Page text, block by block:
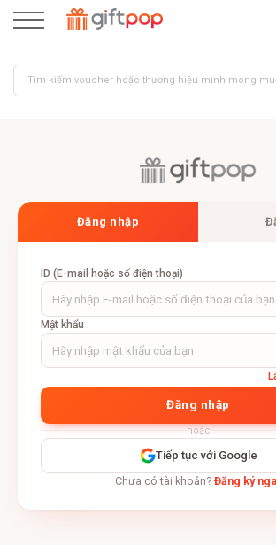
ĐĂNG NHẬP
Đăng nhập
ID (E-mail hoặc số điện thoại)
Mật khẩu
Đăng nhập
hoặc
Tiếp tục với Google
Chưa có tài khoản? Đăng ký